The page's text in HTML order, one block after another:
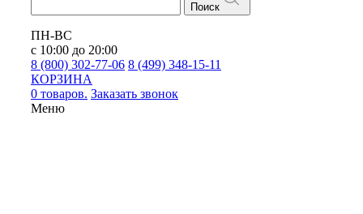
Поиск
ПН-ВС
с 10:00 до 20:00
8 (800) 302-77-06 8 (499) 348-15-11
КОРЗИНА
0 товаров. Заказать звонок
Меню